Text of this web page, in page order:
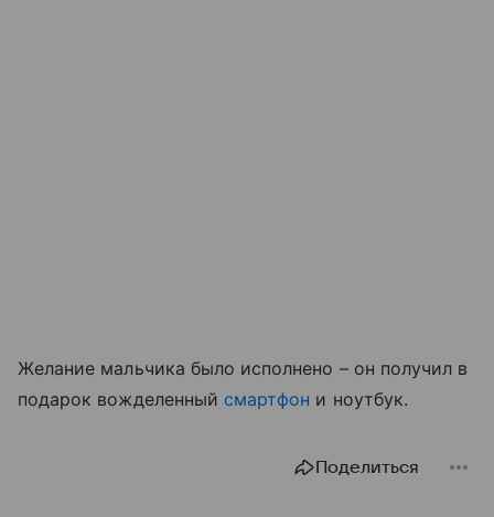
Желание мальчика было исполнено – он получил в
подарок вожделенный смартфон и ноутбук.
Поделиться